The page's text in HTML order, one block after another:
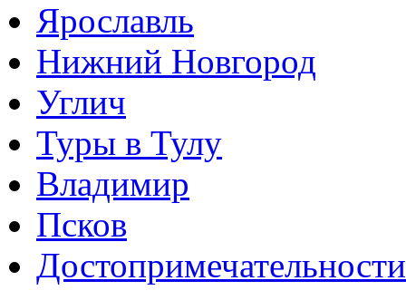
Ярославль
Нижний Новгород
Углич
Туры в Тулу
Владимир
Псков
Достопримечательности